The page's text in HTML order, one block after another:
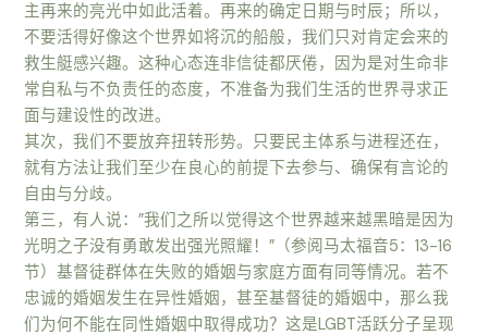
主再来的亮光中如此活着。再来的确定日期与时辰；所以，
不要活得好像这个世界如将沉的船般，我们只对肯定会来的
救生艇感兴趣。这种心态连非信徒都厌倦，因为是对生命非
常自私与不负责任的态度，不准备为我们生活的世界寻求正
面与建设性的改进。
其次，我们不要放弃扭转形势。只要民主体系与进程还在，
就有方法让我们至少在良心的前提下去参与、确保有言论的
自由与分歧。
第三，有人说：”我们之所以觉得这个世界越来越黑暗是因为
光明之子没有勇敢发出强光照耀！”（参阅马太福音5：13-16
节）基督徒群体在失败的婚姻与家庭方面有同等情况。若不
忠诚的婚姻发生在异性婚姻，甚至基督徒的婚姻中，那么我
们为何不能在同性婚姻中取得成功？这是LGBT活跃分子呈现